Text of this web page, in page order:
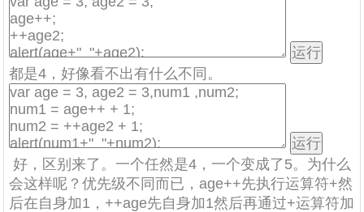
都是4，好像看不出有什么不同。
好，区别来了。一个任然是4，一个变成了5。为什么
会这样呢？优先级不同而已，age++先执行运算符+然
后在自身加1，++age先自身加1然后再通过+运算符加